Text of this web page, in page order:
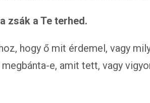
zsák a Te terhed.
hogy ő mit érdemel, vagy
e, amit tett, vagy